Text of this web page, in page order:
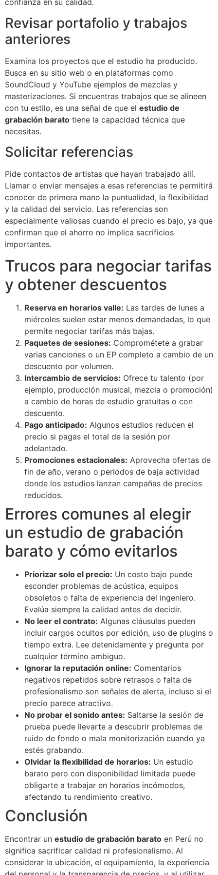
confianza en su calidad.
Revisar portafolio y trabajos
anteriores
Examina los proyectos que el estudio ha producido.
Busca en su sitio web o en plataformas como
SoundCloud y YouTube ejemplos de mezclas y
masterizaciones. Si encuentras trabajos que se alineen
con tu estilo, es una señal de que el estudio de
grabación barato tiene la capacidad técnica que
necesitas.
Solicitar referencias
Pide contactos de artistas que hayan trabajado allí.
Llamar o enviar mensajes a esas referencias te permitirá
conocer de primera mano la puntualidad, la flexibilidad
y la calidad del servicio. Las referencias son
especialmente valiosas cuando el precio es bajo, ya que
confirman que el ahorro no implica sacrificios
importantes.
Trucos para negociar tarifas
y obtener descuentos
Reserva en horarios valle: Las tardes de lunes a
miércoles suelen estar menos demandadas, lo que
permite negociar tarifas más bajas.
Paquetes de sesiones: Comprométete a grabar
varias canciones o un EP completo a cambio de un
descuento por volumen.
Intercambio de servicios: Ofrece tu talento (por
ejemplo, producción musical, mezcla o promoción)
a cambio de horas de estudio gratuitas o con
descuento.
Pago anticipado: Algunos estudios reducen el
precio si pagas el total de la sesión por
adelantado.
Promociones estacionales: Aprovecha ofertas de
fin de año, verano o periodos de baja actividad
donde los estudios lanzan campañas de precios
reducidos.
Errores comunes al elegir
un estudio de grabación
barato y cómo evitarlos
Priorizar solo el precio: Un costo bajo puede
esconder problemas de acústica, equipos
obsoletos o falta de experiencia del ingeniero.
Evalúa siempre la calidad antes de decidir.
No leer el contrato: Algunas cláusulas pueden
incluir cargos ocultos por edición, uso de plugins o
tiempo extra. Lee detenidamente y pregunta por
cualquier término ambiguo.
Ignorar la reputación online: Comentarios
negativos repetidos sobre retrasos o falta de
profesionalismo son señales de alerta, incluso si el
precio parece atractivo.
No probar el sonido antes: Saltarse la sesión de
prueba puede llevarte a descubrir problemas de
ruido de fondo o mala monitorización cuando ya
estés grabando.
Olvidar la flexibilidad de horarios: Un estudio
barato pero con disponibilidad limitada puede
obligarte a trabajar en horarios incómodos,
afectando tu rendimiento creativo.
Conclusión
Encontrar un estudio de grabación barato en Perú no
significa sacrificar calidad ni profesionalismo. Al
considerar la ubicación, el equipamiento, la experiencia